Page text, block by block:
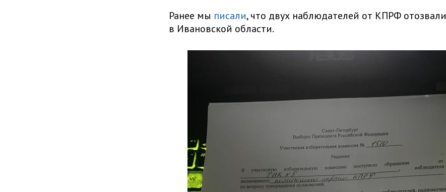
Ранее мы писали, что двух наблюдателей от КПРФ отозвали
в Ивановской области.